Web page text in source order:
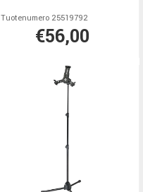
Tuotenumero 25519792
€56,00